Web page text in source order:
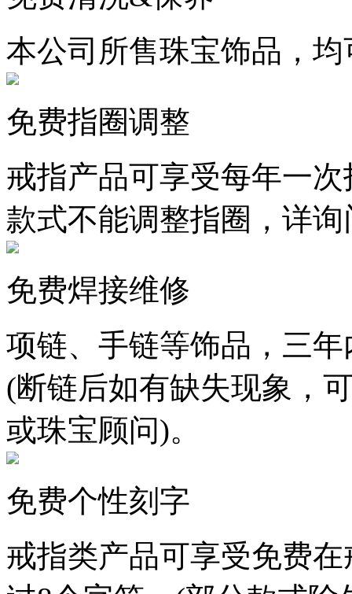
本公司所售珠宝饰品，
免费指圈调整
戒指产品可享受每年一
款式不能调整指圈，详
免费焊接维修
项链、手链等饰品，三
(断链后如有缺失现象，
或珠宝顾问)。
免费个性刻字
戒指类产品可享受免费